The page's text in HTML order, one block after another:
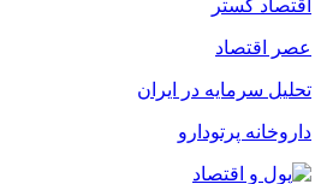
اقتصاد گستر
عصر اقتصاد
تحلیل سرمایه در ایران
داروخانه پرتودارو